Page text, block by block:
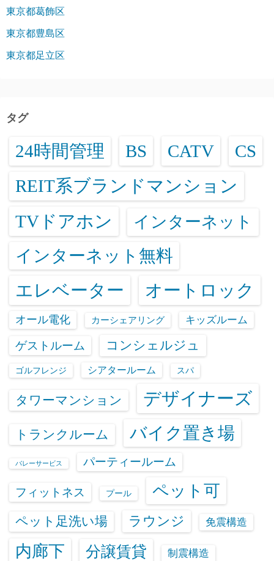
東京都葛飾区
東京都豊島区
東京都足立区
タグ
24時間管理 BS CATV CS
REIT系ブランドマンション
TVドアホン インターネット
インターネット無料
エレベーター オートロック
オール電化 カーシェアリング キッズルーム
ゲストルーム コンシェルジュ
ゴルフレンジ シアタールーム スパ
タワーマンション デザイナーズ
トランクルーム バイク置き場
バレーサービス パーティールーム
フィットネス プール ペット可
ペット足洗い場 ラウンジ 免震構造
内廊下 分譲賃貸 制震構造